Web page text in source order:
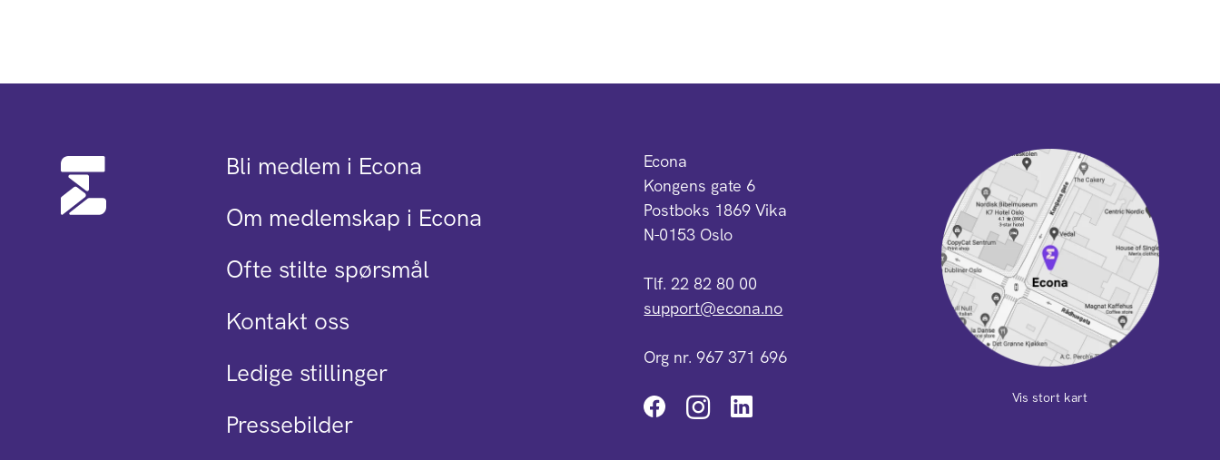
Bli medlem i Econa
Om medlemskap i Econa
Ofte stilte spørsmål
Kontakt oss
Ledige stillinger
Pressebilder
Econa
Kongens gate 6
Postboks 1869 Vika
N-0153 Oslo
Tlf. 22 82 80 00
support@econa.no
Org nr. 967 371 696
Instagram Vis stort kart